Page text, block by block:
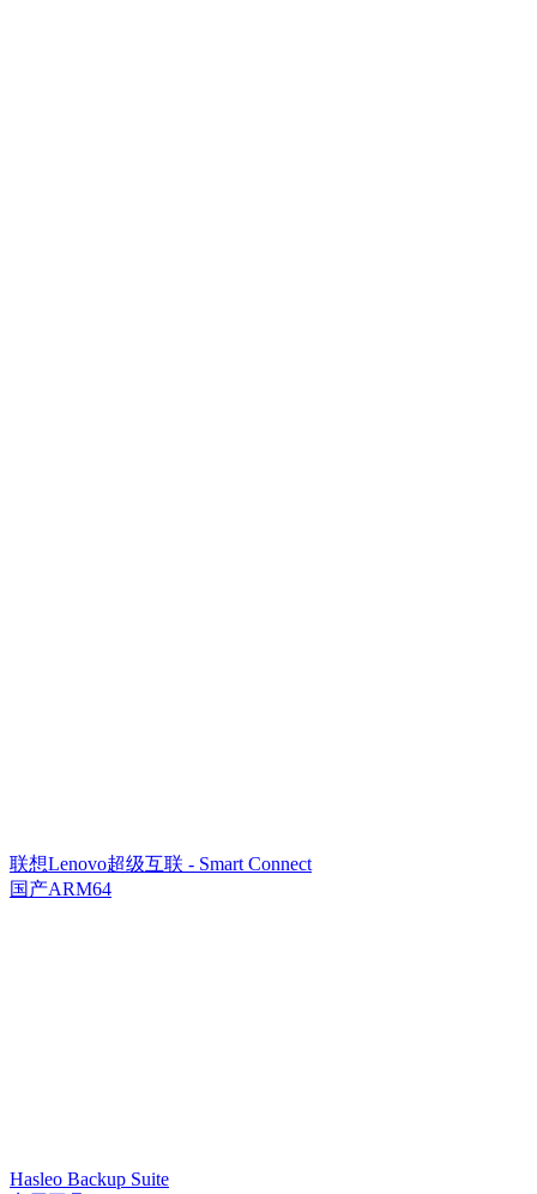
联想Lenovo超级互联 - Smart Connect
国产ARM64
Hasleo Backup Suite